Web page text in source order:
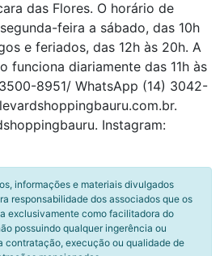
das Flores. O horário de
feira a sábado, das 10h
e feriados, das 12h às 20h. A
funciona diariamente das 11h às
8951/ WhatsApp (14) 3042-
Instagram:
informações e materiais divulgados
responsabilidade dos associados que os
exclusivamente como facilitadora do
possuindo qualquer ingerência ou
contratação, execução ou qualidade de